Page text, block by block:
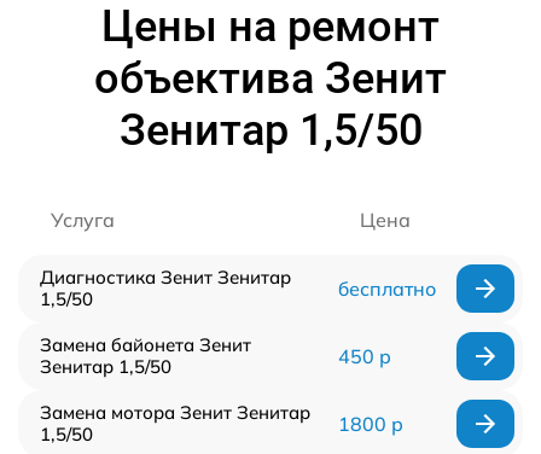
Цены на ремонт
объектива Зенит
Зенитар 1,5/50
Услуга Цена
Диагностика Зенит Зенитар
1,5/50
бесплатно
Замена байонета Зенит
Зенитар 1,5/50
450 р
Замена мотора Зенит Зенитар
1,5/50
1800 р